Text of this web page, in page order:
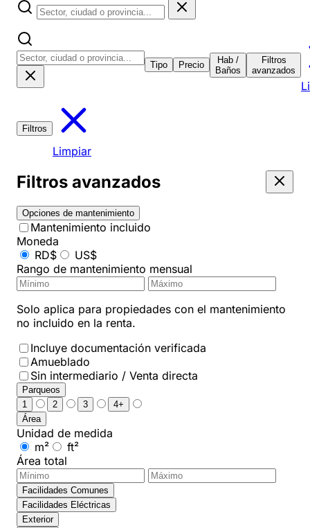
Tipo Precio
Hab /
Baños
Filtros
avanzados
Filtros
Limpiar
Filtros avanzados
Opciones de mantenimiento
Mantenimiento incluido
Moneda
RD$
US$
Rango de mantenimiento mensual
Solo aplica para propiedades con el mantenimiento
no incluido en la renta.
Incluye documentación verificada
Amueblado
Sin intermediario / Venta directa
Parqueos
1
2 3
4+
Área
Unidad de medida
m²
ft²
Área total
Facilidades Comunes
Facilidades Eléctricas
Exterior